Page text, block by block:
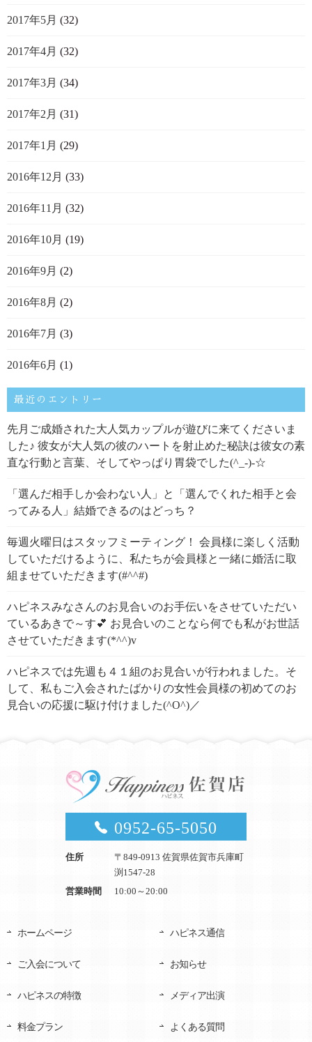
2017年5月 (32)
2017年4月 (32)
2017年3月 (34)
2017年2月 (31)
2017年1月 (29)
2016年12月 (33)
2016年11月 (32)
2016年10月 (19)
2016年9月 (2)
2016年8月 (2)
2016年7月 (3)
2016年6月 (1)
最近のエントリー
先月ご成婚された大人気カップルが遊びに来てくださいま
した♪ 彼女が大人気の彼のハートを射止めた秘訣は彼女の素
直な行動と言葉、そしてやっぱり胃袋でした(^_-)-☆
「選んだ相手しか会わない人」と「選んでくれた相手と会
ってみる人」結婚できるのはどっち？
毎週火曜日はスタッフミーティング！ 会員様に楽しく活動
していただけるように、私たちが会員様と一緒に婚活に取
組ませていただきます(#^^#)
ハピネスみなさんのお見合いのお手伝いをさせていただい
ているあきで～す💕 お見合いのことなら何でも私がお世話
させていただきます(*^^)v
ハピネスでは先週も４１組のお見合いが行われました。そ
して、私もご入会されたばかりの女性会員様の初めてのお
見合いの応援に駆け付けました(^O^)／
0952-65-5050
住所
〒849-0913 佐賀県佐賀市兵庫町
渕1547-28
営業時間
10:00～20:00
ホームページ
ご入会について
ハピネスの特徴
料金プラン
ハピネス通信
お知らせ
メディア出演
よくある質問